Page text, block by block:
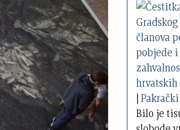
|
Bilo je